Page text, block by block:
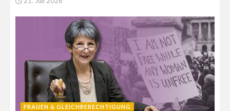
FRAUEN & GLEICHBERECHTIGUNG